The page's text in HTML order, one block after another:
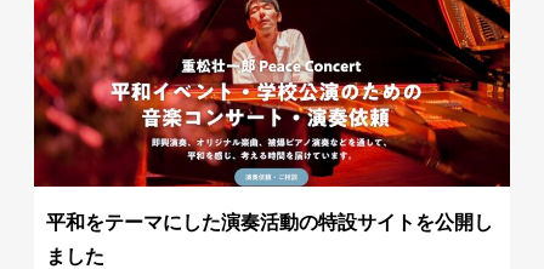
平和をテーマにした演奏活動の特設サイトを公開し
ました